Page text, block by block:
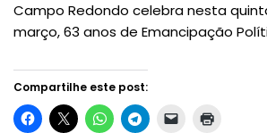
Campo Redondo celebra nesta
março, 63 anos de Emancipação
Compartilhe este post: